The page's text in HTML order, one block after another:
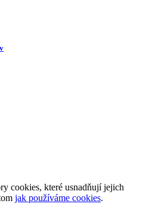
cookies, které usnadňují jejich
jak používáme cookies.